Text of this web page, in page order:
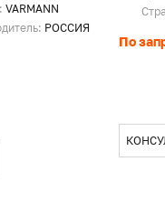
VARMANN
РОССИЯ
По